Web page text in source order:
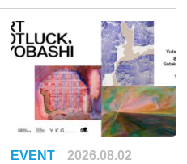
EVENT 2026.08.02